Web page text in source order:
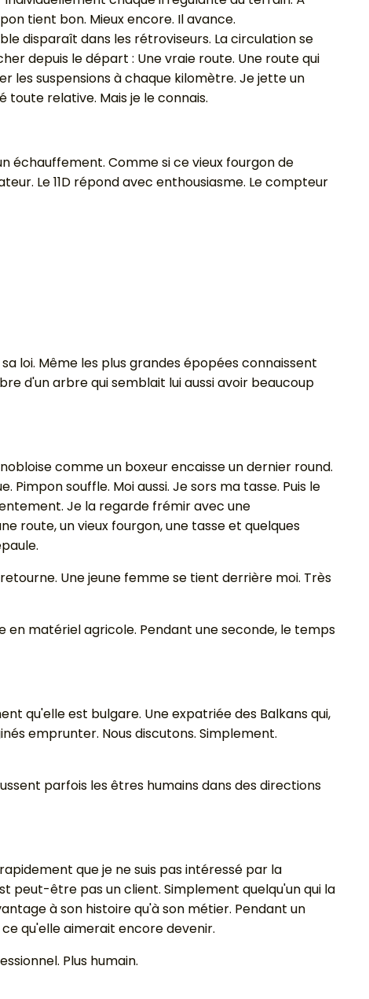
tient bon. Mieux encore. Il avance.
disparaît dans les rétroviseurs. La circulation se
depuis le départ : Une vraie route. Une route qui
les suspensions à chaque kilomètre. Je jette un
relative. Mais je le connais.
échauffement. Comme si ce vieux fourgon de
Le 11D répond avec enthousiasme. Le compteur
loi. Même les plus grandes épopées connaissent
d'un arbre qui semblait lui aussi avoir beaucoup
comme un boxeur encaisse un dernier round.
souffle. Moi aussi. Je sors ma tasse. Puis le
Je la regarde frémir avec une
route, un vieux fourgon, une tasse et quelques
Une jeune femme se tient derrière moi. Très
matériel agricole. Pendant une seconde, le temps
qu'elle est bulgare. Une expatriée des Balkans qui,
emprunter. Nous discutons. Simplement.
parfois les êtres humains dans des directions
que je ne suis pas intéressé par la
peut-être pas un client. Simplement quelqu'un qui la
à son histoire qu'à son métier. Pendant un
qu'elle aimerait encore devenir.
Plus humain.